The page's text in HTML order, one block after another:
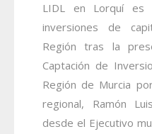
LIDL en Lorquí es
inversiones de
Región tras la
Captación de
Región de Murcia
regional, Ramón
desde el Ejecutivo